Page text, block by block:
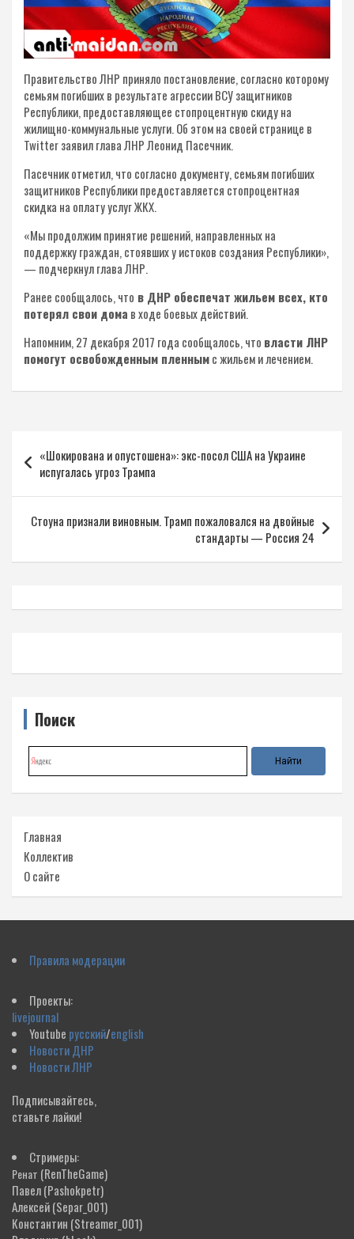
Правительство ЛНР приняло постановление, согласно которому
семьям погибших в результате агрессии ВСУ защитников
Республики, предоставляющее стопроцентную скиду на
жилищно-коммунальные услуги. Об этом на своей странице в
Twitter заявил глава ЛНР Леонид Пасечник.
Пасечник отметил, что согласно документу, семьям погибших
защитников Республики предоставляется стопроцентная
скидка на оплату услуг ЖКХ.
«Мы продолжим принятие решений, направленных на
поддержку граждан, стоявших у истоков создания Республики»,
— подчеркнул глава ЛНР.
Ранее сообщалось, что в ДНР обеспечат жильем всех, кто
потерял свои дома в ходе боевых действий.
Напомним, 27 декабря 2017 года сообщалось, что власти ЛНР
помогут освобожденным пленнымс жильем и лечением.
по
записям
«Шокирована и опустошена»: экс-посол США на Украине
испугалась угроз Трампа
Стоуна признали виновным. Трамп пожаловался на двойные
стандарты — Россия 24
Поиск
Главная
Коллектив
О сайте
Правила модерации
Проекты:
livejournal
Youtube русский/english
Новости ДНР
Новости ЛНР
Подписывайтесь,
ставьте лайки!
Стримеры:
Ренат (RenTheGame)
Павел(Pashokpetr)
Алексей(Separ_001)
Константин (Streamer_001)